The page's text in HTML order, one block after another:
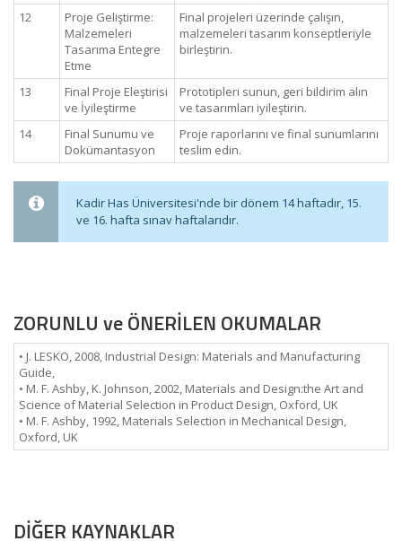
12
Proje Geliştirme:
Malzemeleri
Tasarıma Entegre
Etme
Final projeleri üzerinde çalışın,
malzemeleri tasarım konseptleriyle
birleştirin.
13
Final Proje Eleştirisi
ve İyileştirme
Prototipleri sunun, geri bildirim alın
ve tasarımları iyileştirin.
14
Final Sunumu ve
Dokümantasyon
Proje raporlarını ve final sunumlarını
teslim edin.
Kadir Has Üniversitesi'nde bir dönem 14 haftadır, 15.
ve 16. hafta sınav haftalarıdır.
ZORUNLU ve ÖNERİLEN OKUMALAR
• J. LESKO, 2008, Industrial Design: Materials and Manufacturing
Guide,
• M. F. Ashby, K. Johnson, 2002, Materials and Design:the Art and
Science of Material Selection in Product Design, Oxford, UK
• M. F. Ashby, 1992, Materials Selection in Mechanical Design,
Oxford, UK
DİĞER KAYNAKLAR